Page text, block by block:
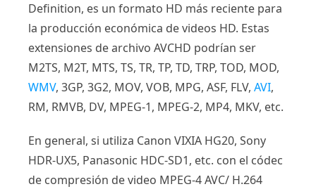
Definition, es un formato HD más reciente para
la producción económica de videos HD. Estas
extensiones de archivo AVCHD podrían ser
M2TS, M2T, MTS, TS, TR, TP, TD, TRP, TOD, MOD,
WMV, 3GP, 3G2, MOV, VOB, MPG, ASF, FLV, AVI,
RM, RMVB, DV, MPEG-1, MPEG-2, MP4, MKV, etc.
En general, si utiliza Canon VIXIA HG20, Sony
HDR-UX5, Panasonic HDC-SD1, etc. con el códec
de compresión de video MPEG-4 AVC/ H.264